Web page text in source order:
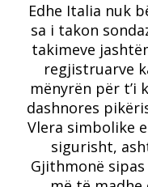
Edhe Italia nuk
sa i takon
takimeve
regjistruarve
mënyrën për t’i
dashnores
Vlera simbolike
sigurisht,
Gjithmonë